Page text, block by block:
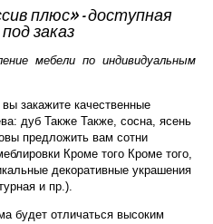
плюс» — доступная
заказ
мебели по индивидуальным
закажите качественные
дуб Также Также, сосна, ясень
предложить вам сотни
Кроме того Кроме того,
декоративные украшения
и пр.).
будет отличаться высоким